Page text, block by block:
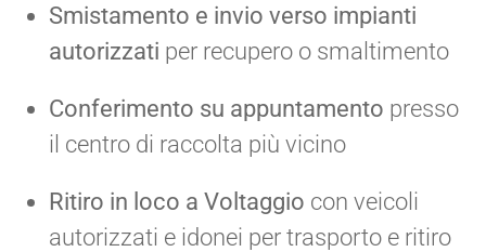
Smistamento e invio verso impianti
autorizzati per recupero o smaltimento
Conferimento su appuntamento presso
il centro di raccolta più vicino
Ritiro in loco a Voltaggio con veicoli
autorizzati e idonei per trasporto e ritiro